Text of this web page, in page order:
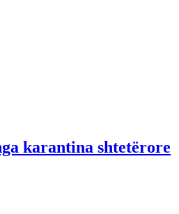
karantina shtetërore